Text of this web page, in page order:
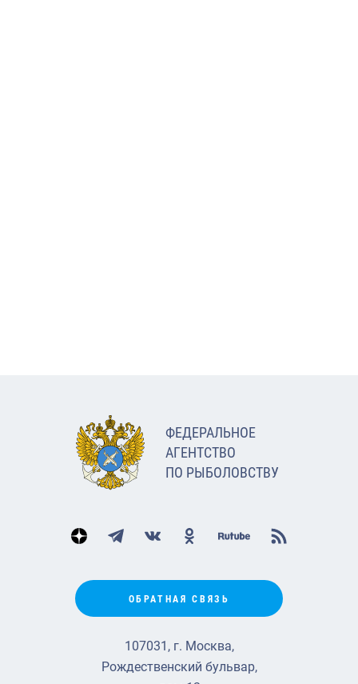
ФЕДЕРАЛЬНОЕ
АГЕНТСТВО
ПО РЫБОЛОВСТВУ
ОБРАТНАЯ СВЯЗЬ
107031, г. Москва,
Рождественский бульвар,